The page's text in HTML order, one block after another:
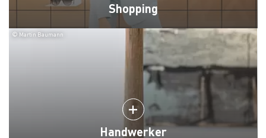
Shopping
© Martin Baumann
Handwerker